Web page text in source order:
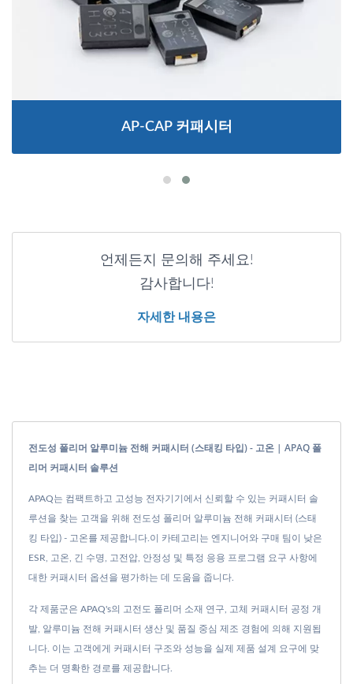
AP-CAP 커패시터
언제든지 문의해 주세요!
감사합니다!
자세한 내용은
전도성 폴리머 알루미늄 전해 커패시터 (스태킹 타입) - 고온 | APAQ 폴
리머 커패시터 솔루션
APAQ는 컴팩트하고 고성능 전자기기에서 신뢰할 수 있는 커패시터 솔
루션을 찾는 고객을 위해 전도성 폴리머 알루미늄 전해 커패시터 (스태
킹 타입) - 고온를 제공합니다.이 카테고리는 엔지니어와 구매 팀이 낮은
ESR, 고온, 긴 수명, 고전압, 안정성 및 특정 응용 프로그램 요구 사항에
대한 커패시터 옵션을 평가하는 데 도움을 줍니다.
각 제품군은 APAQ's의 고전도 폴리머 소재 연구, 고체 커패시터 공정 개
발, 알루미늄 전해 커패시터 생산 및 품질 중심 제조 경험에 의해 지원됩
니다. 이는 고객에게 커패시터 구조와 성능을 실제 제품 설계 요구에 맞
추는 더 명확한 경로를 제공합니다.